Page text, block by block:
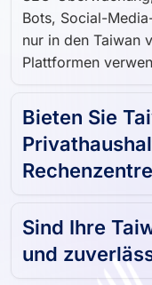
Bots, Social-
nur in den
Plattformen
Bieten Sie
Sind Ihre
und